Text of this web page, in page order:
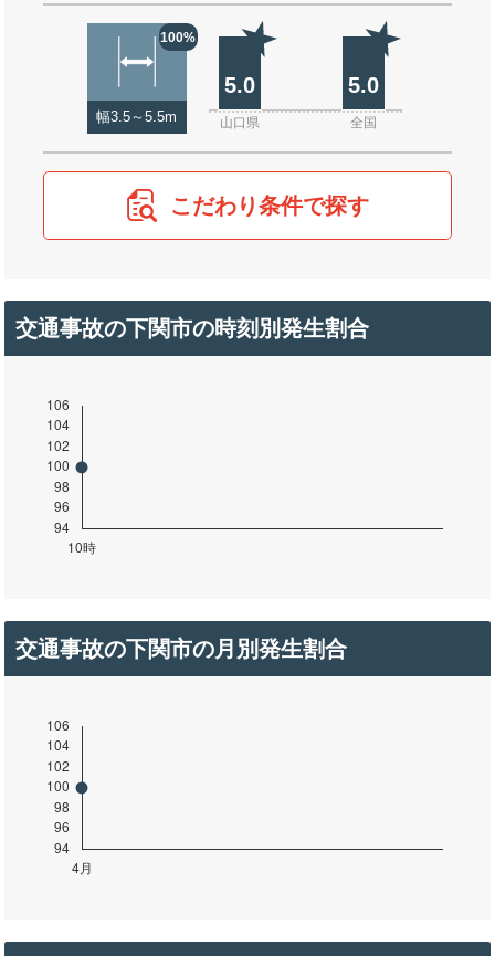
100%
幅3.5～5.5m
5.0 5.0
山口県 全国
こだわり条件で探す
交通事故の下関市の時刻別発生割合
交通事故の下関市の月別発生割合